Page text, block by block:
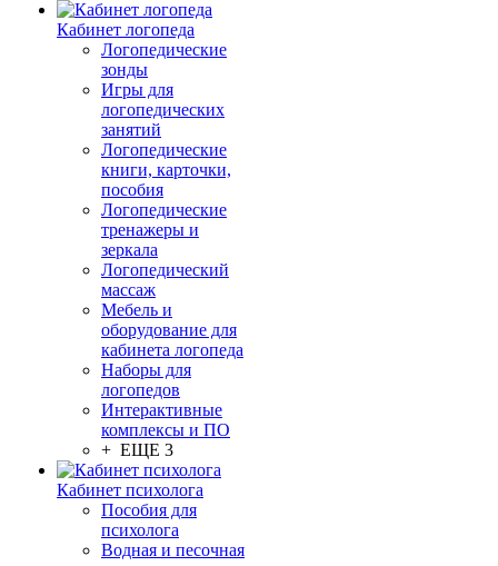
Кабинет логопеда
Логопедические
зонды
Игры для
логопедических
занятий
Логопедические
книги, карточки,
пособия
Логопедические
тренажеры и
зеркала
Логопедический
массаж
Мебель и
оборудование для
кабинета логопеда
Наборы для
логопедов
Интерактивные
комплексы и ПО
+ ЕЩЕ 3
Кабинет психолога
Пособия для
психолога
Водная и песочная